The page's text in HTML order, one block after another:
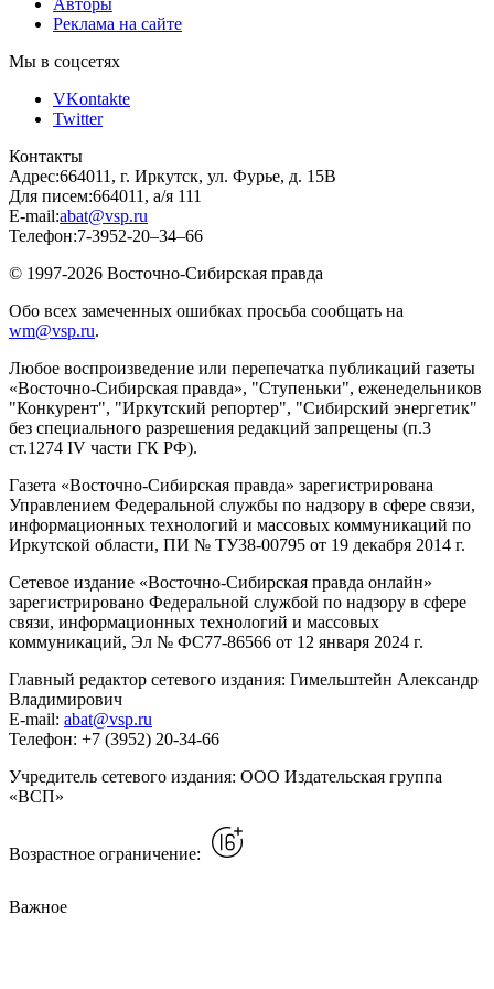
Реклама на сайте
Мы в соцсетях
VKontakte
Twitter
Контакты
Адрес:664011, г. Иркутск, ул. Фурье, д. 15В
Для писем:664011, а/я 111
E-mail:abat@vsp.ru
Телефон:7-3952-20–34–66
© 1997-2026 Восточно-Сибирская правда
Обо всех замеченных ошибках просьба сообщать на
wm@vsp.ru.
Любое воспроизведение или перепечатка публикаций газеты
«Восточно-Сибирская правда», "Ступеньки", еженедельников
"Конкурент", "Иркутский репортер", "Сибирский энергетик"
без специального разрешения редакций запрещены (п.3
ст.1274 IV части ГК РФ).
Газета «Восточно-Сибирская правда» зарегистрирована
Управлением Федеральной службы по надзору в сфере связи,
информационных технологий и массовых коммуникаций по
Иркутской области, ПИ № ТУ38-00795 от 19 декабря 2014 г.
Сетевое издание «Восточно-Сибирская правда онлайн»
зарегистрировано Федеральной службой по надзору в сфере
связи, информационных технологий и массовых
коммуникаций, Эл № ФС77-86566 от 12 января 2024 г.
Главный редактор сетевого издания: Гимельштейн Александр
Владимирович
E-mail: abat@vsp.ru
Телефон: +7 (3952) 20-34-66
Учредитель сетевого издания: ООО Издательская группа
«ВСП»
Возрастное ограничение:
Важное